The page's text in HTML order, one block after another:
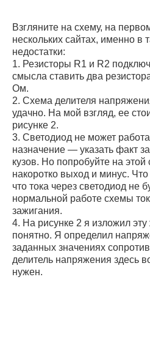
Взгляните на схему, на
нескольких сайтах, именно в
недостатки:
1. Резисторы R1 и R2
смысла ставить два
Ом.
2. Схема делителя
удачно. На мой взгляд, ее
рисунке 2.
3. Светодиод не может
назначение — указать факт
кузов. Но попробуйте на этой
накоротко выход и минус.
что тока через светодиод не
нормальной работе схемы
зажигания.
4. На рисунке 2 я изложил
понятно. Я определил
заданных значениях
делитель напряжения здесь
нужен.